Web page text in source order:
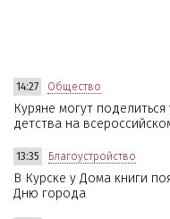
14:27 Общество
Куряне могут
детства на
13:35 Благоустройство
В Курске у Дома книги
Дню города